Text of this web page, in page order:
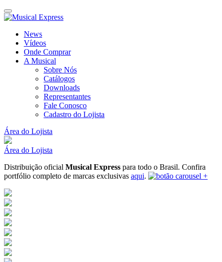
News
Vídeos
Onde Comprar
A Musical
Sobre Nós
Catálogos
Downloads
Representantes
Fale Conosco
Cadastro do Lojista
Área do Lojista
Área do Lojista
Distribuição oficial Musical Express para todo o Brasil. Confira
portfólio completo de marcas exclusivas aqui.